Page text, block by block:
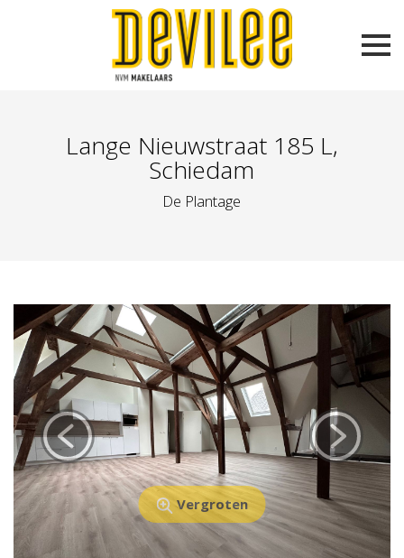
Lange Nieuwstraat 185 L,
Schiedam
De Plantage
Vergroten